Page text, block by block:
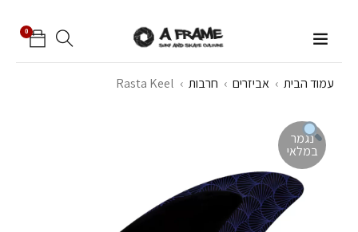
0
עמוד הבית › אביזרים › חרבות ›
Rasta Keel
נגמר
במלאי